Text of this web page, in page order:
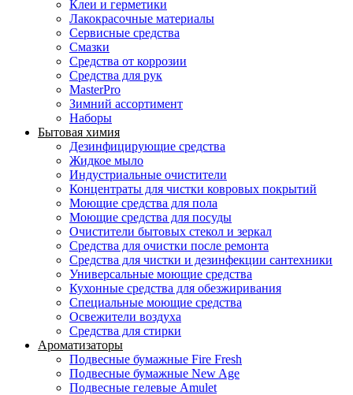
Клеи и герметики
Лакокрасочные материалы
Сервисные средства
Смазки
Средства от коррозии
Средства для рук
MasterPro
Зимний ассортимент
Наборы
Бытовая химия
Дезинфицирующие средства
Жидкое мыло
Индустриальные очистители
Концентраты для чистки ковровых покрытий
Моющие средства для пола
Моющие средства для посуды
Очистители бытовых стекол и зеркал
Средства для очистки после ремонта
Средства для чистки и дезинфекции сантехники
Универсальные моющие средства
Кухонные средства для обезжиривания
Специальные моющие средства
Освежители воздуха
Средства для стирки
Ароматизаторы
Подвесные бумажные Fire Fresh
Подвесные бумажные New Age
Подвесные гелевые Amulet